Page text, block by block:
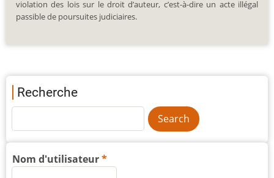
violation des lois sur le droit d’auteur, c’est-à-dire un acte illégal
passible de poursuites judiciaires.
Recherche
Nom d'utilisateur